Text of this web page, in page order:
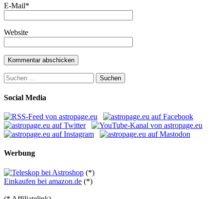
E-Mail*
Website
Suchen
nach:
Social Media
Werbung
(*)
Einkaufen bei amazon.de (*)